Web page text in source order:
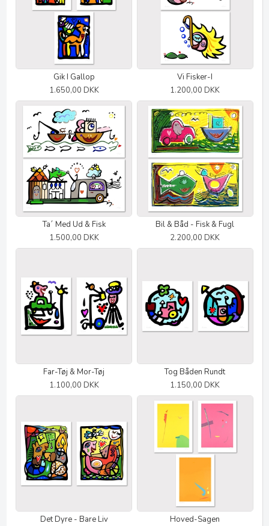
Gik I Gallop
1.650,00 DKK
Vi Fisker-I
1.200,00 DKK
Ta´ Med Ud & Fisk
1.500,00 DKK
Bil & Båd - Fisk & Fugl
2.200,00 DKK
Far-Tøj & Mor-Tøj
1.100,00 DKK
Tog Båden Rundt
1.150,00 DKK
Det Dyre - Bare Liv
Hoved-Sagen